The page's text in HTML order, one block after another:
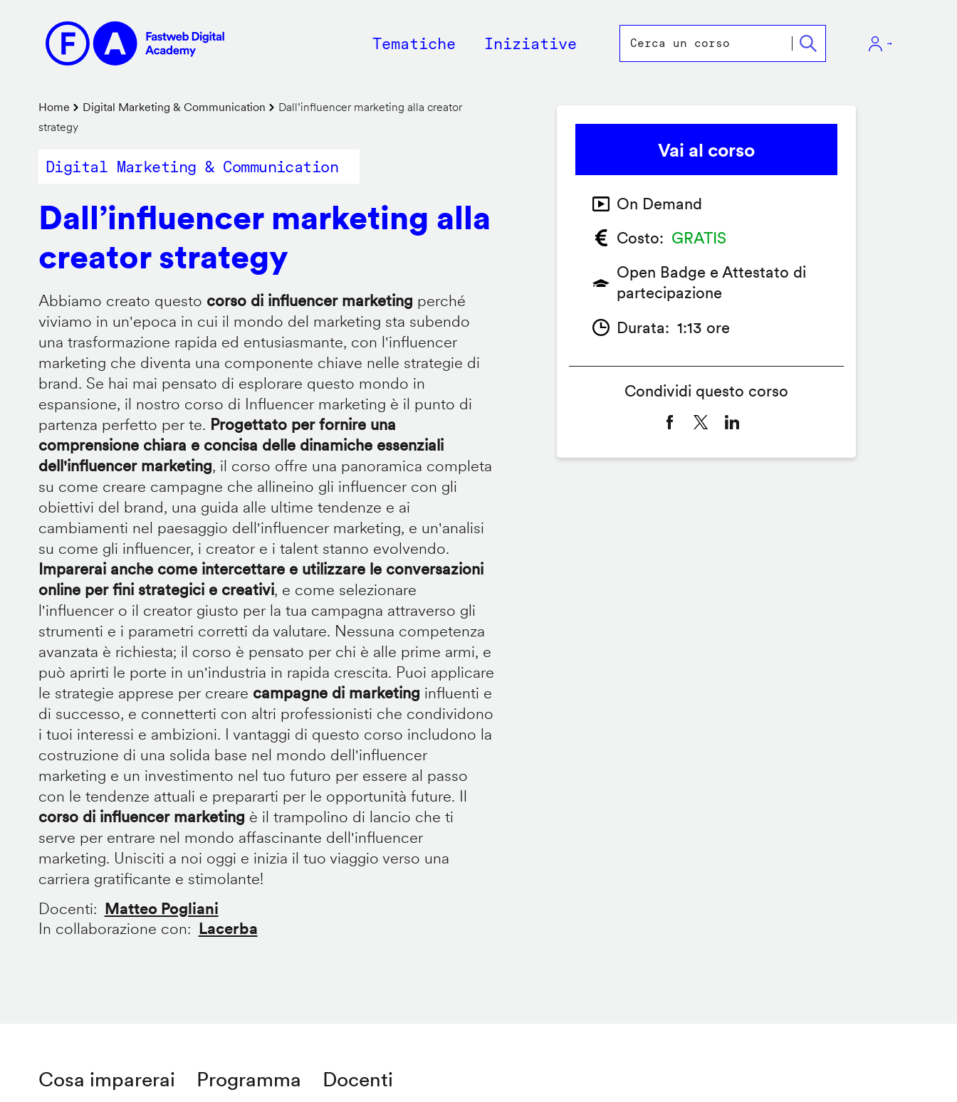
contenuto
principale
Main
Tematiche Iniziative
Briciole
di
pane
Home Digital Marketing & Communication
Dall’influencer marketing alla creator
strategy
Digital Marketing & Communication
Dall’influencer marketing alla
creator strategy
Abbiamo creato questo corso di influencer marketing perché
viviamo in un'epoca in cui il mondo del marketing sta subendo
una trasformazione rapida ed entusiasmante, con l'influencer
marketing che diventa una componente chiave nelle strategie di
brand. Se hai mai pensato di esplorare questo mondo in
espansione, il nostro corso di Influencer marketing è il punto di
partenza perfetto per te. Progettato per fornire una
comprensione chiara e concisa delle dinamiche essenziali
dell'influencer marketing, il corso offre una panoramica completa
su come creare campagne che allineino gli influencer con gli
obiettivi del brand, una guida alle ultime tendenze e ai
cambiamenti nel paesaggio dell'influencer marketing, e un'analisi
su come gli influencer, i creator e i talent stanno evolvendo.
Imparerai anche come intercettare e utilizzare le conversazioni
online per fini strategici e creativi, e come selezionare
l'influencer o il creator giusto per la tua campagna attraverso gli
strumenti e i parametri corretti da valutare. Nessuna competenza
avanzata è richiesta; il corso è pensato per chi è alle prime armi, e
può aprirti le porte in un'industria in rapida crescita. Puoi applicare
le strategie apprese per creare campagne di marketing influenti e
di successo, e connetterti con altri professionisti che condividono
i tuoi interessi e ambizioni. I vantaggi di questo corso includono la
costruzione di una solida base nel mondo dell'influencer
marketing e un investimento nel tuo futuro per essere al passo
con le tendenze attuali e prepararti per le opportunità future. Il
corso di influencer marketing è il trampolino di lancio che ti
serve per entrare nel mondo affascinante dell'influencer
marketing. Unisciti a noi oggi e inizia il tuo viaggio verso una
carriera gratificante e stimolante!
Docenti
Matteo Pogliani
In collaborazione con
Lacerba
Cosa imparerai Programma Docenti
Vai al corso
On Demand
Costo
GRATIS
Open Badge e Attestato di
partecipazione
Durata
1:13 ore
Condividi questo corso